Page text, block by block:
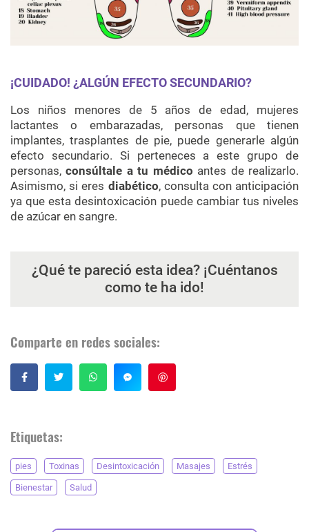
¡CUIDADO! ¿ALGÚN EFECTO SECUNDARIO?
Los niños menores de 5 años de edad, mujeres
lactantes o embarazadas, personas que tienen
implantes, trasplantes de pie, puede generarle algún
efecto secundario. Si perteneces a este grupo de
personas,consúltale a tu médico antes de realizarlo.
Asimismo, si eres diabético, consulta con anticipación
ya que esta desintoxicación puede cambiar tus niveles
de azúcar en sangre.
¿Qué te pareció esta idea? ¡Cuéntanos
como te ha ido!
Comparte en redes sociales:
Etiquetas:
pies Toxinas Desintoxicación Masajes Estrés
Bienestar Salud